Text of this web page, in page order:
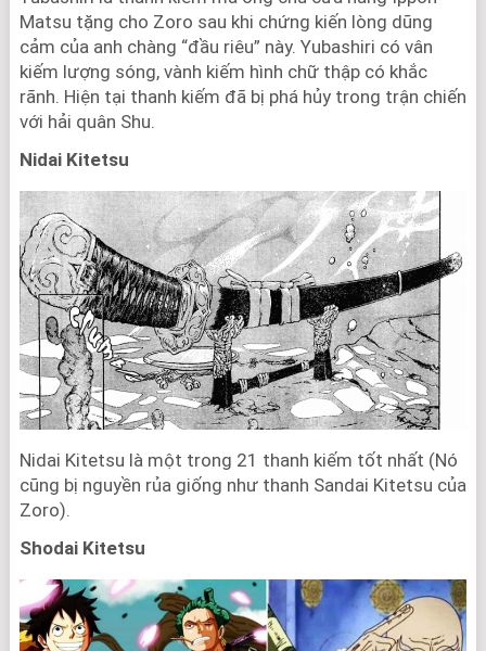
Matsu tặng cho Zoro sau khi chứng kiến lòng dũng
cảm của anh chàng “đầu riêu” này. Yubashiri có vân
kiếm lượng sóng, vành kiếm hình chữ thập có khắc
rãnh. Hiện tại thanh kiếm đã bị phá hủy trong trận chiến
với hải quân Shu.
Nidai Kitetsu
Nidai Kitetsu là một trong 21 thanh kiếm tốt nhất (Nó
cũng bị nguyền rủa giống như thanh Sandai Kitetsu của
Zoro).
Shodai Kitetsu